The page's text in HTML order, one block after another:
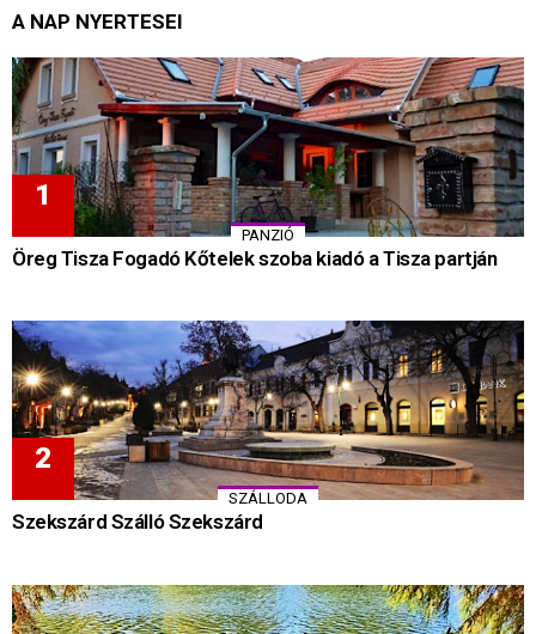
A NAP NYERTESEI
PANZIÓ
Öreg Tisza Fogadó Kőtelek szoba kiadó a Tisza partján
SZÁLLODA
Szekszárd Szálló Szekszárd